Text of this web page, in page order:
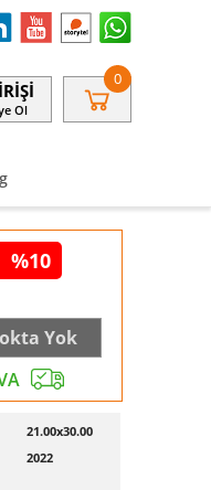
Ol
0
%10
Yok
21.00x30.00
2022